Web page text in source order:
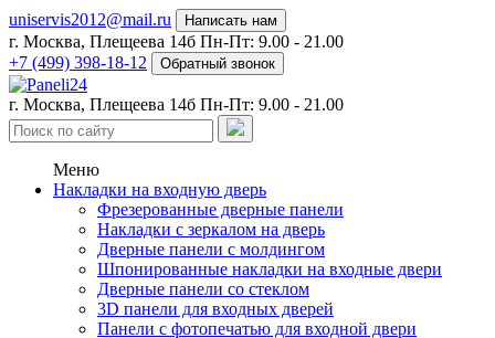
uniservis2012@mail.ru Написать нам
г. Москва, Плещеева 14б Пн-Пт: 9.00 - 21.00
+7 (499) 398-18-12
Обратный звонок
г. Москва, Плещеева 14б Пн-Пт: 9.00 - 21.00
Меню
Накладки на входную дверь
Фрезерованные дверные панели
Накладки с зеркалом на дверь
Дверные панели с молдингом
Шпонированные накладки на входные двери
Дверные панели со стеклом
3D панели для входных дверей
Панели с фотопечатью для входной двери